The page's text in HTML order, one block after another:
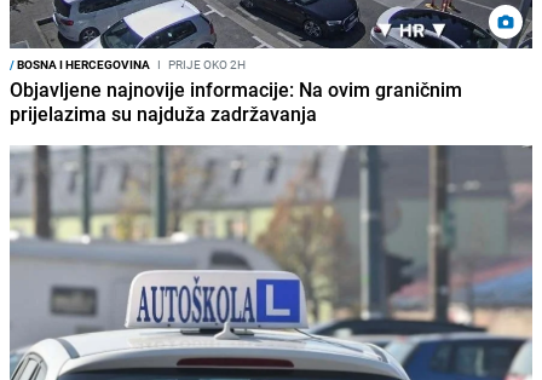
/BOSNA I HERCEGOVINA I PRIJE OKO 2H
Objavljene najnovije informacije: Na ovim graničnim
prijelazima su najduža zadržavanja